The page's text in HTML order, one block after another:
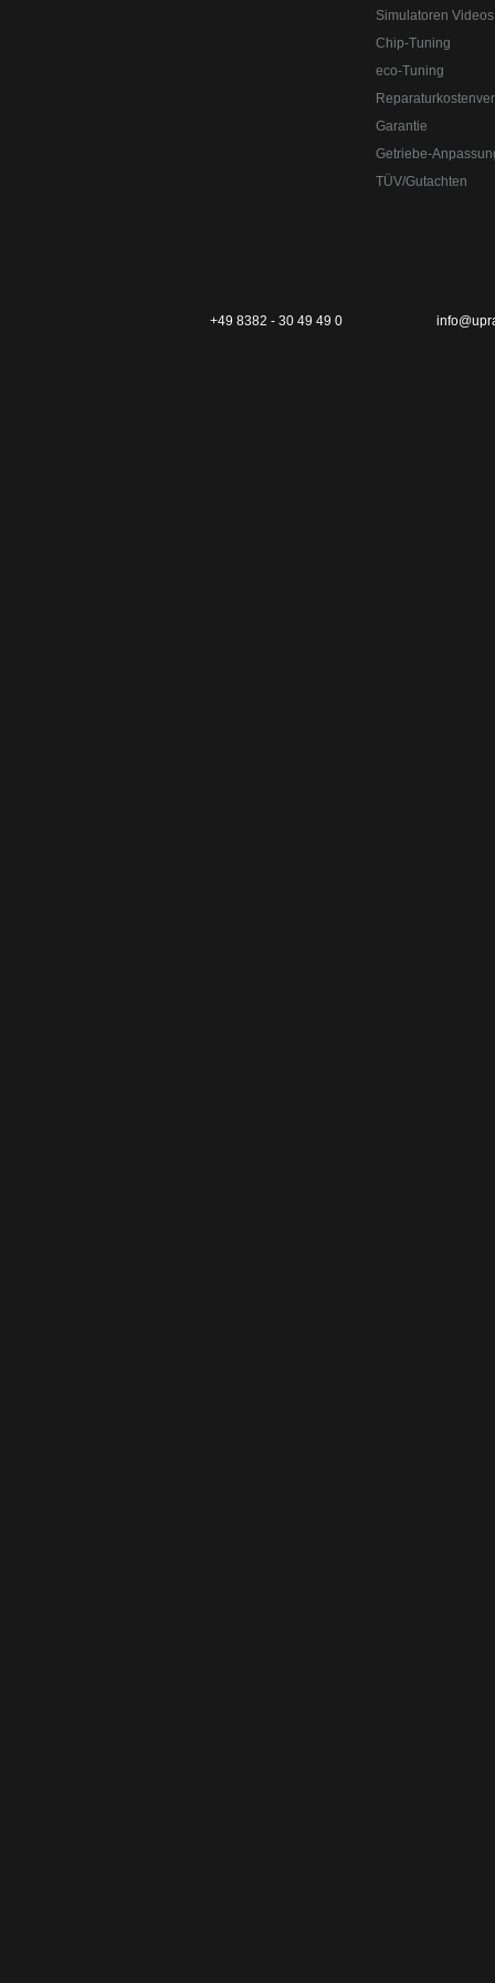
Simulatoren Videos
Chip-Tuning
eco-Tuning
Garantie
Getriebe-
TÜV/Gutachten
+49 8382 - 30 49 49 0